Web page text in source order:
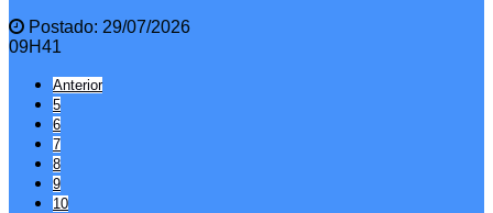
Postado: 29/07/2026
09H41
Anterior
5
6
7
8
9
10